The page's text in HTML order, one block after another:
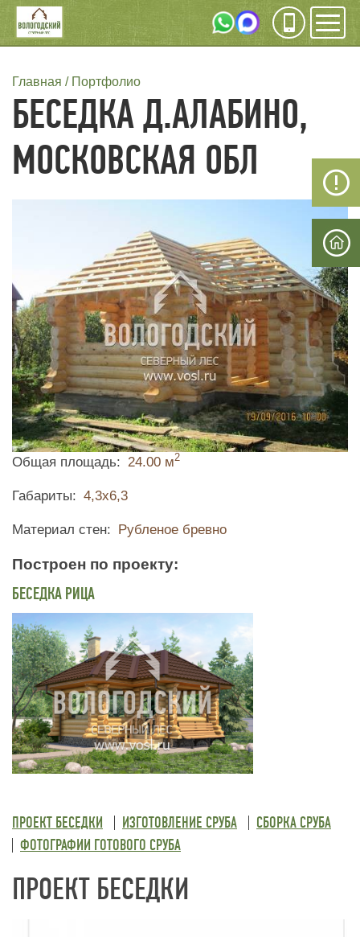
Инфо
СТРОКА
НАВИГАЦИИ
Главная Портфолио
БЕСЕДКА Д.АЛАБИНО,
МОСКОВСКАЯ ОБЛ
Общая площадь 24.00 м2
Габариты 4,3х6,3
Материал стен Рубленое бревно
Построен по проекту
БЕСЕДКА РИЦА
ПРОЕКТ БЕСЕДКИ ИЗГОТОВЛЕНИЕ СРУБА
СБОРКА СРУБА
ФОТОГРАФИИ ГОТОВОГО СРУБА
ПРОЕКТ БЕСЕДКИ